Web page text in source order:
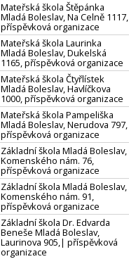
Mateřská škola Štěpánka
Mladá Boleslav, Na Celně 1117,
příspěvková organizace
Mateřská škola Laurinka
Mladá Boleslav, Dukelská
1165, příspěvková organizace
Mateřská škola Čtyřlístek
Mladá Boleslav, Havlíčkova
1000, příspěvková organizace
Mateřská škola Pampeliška
Mladá Boleslav, Nerudova 797,
příspěvková organizace
Základní škola Mladá Boleslav,
Komenského nám. 76,
příspěvková organizace
Základní škola Mladá Boleslav,
Komenského nám. 91,
příspěvková organizace
Základní škola Dr. Edvarda
Beneše Mladá Boleslav,
Laurinova 905,| příspěvková
organizace